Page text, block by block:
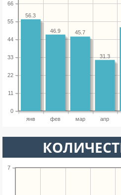
янв фев мар апр
0
11
22
33
44
55
66
31.3
45.7
46.9
56.3
7